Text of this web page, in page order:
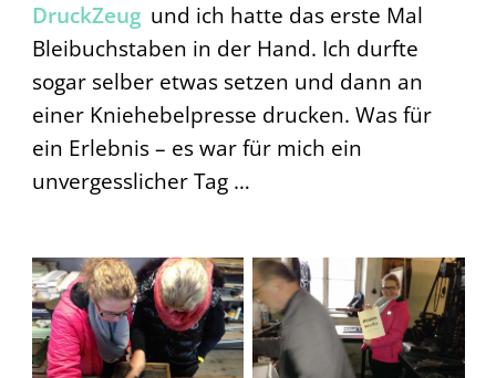
DruckZeug und ich hatte das erste Mal
Bleibuchstaben in der Hand. Ich durfte
sogar selber etwas setzen und dann an
einer Kniehebelpresse drucken. Was für
ein Erlebnis – es war für mich ein
unvergesslicher Tag …